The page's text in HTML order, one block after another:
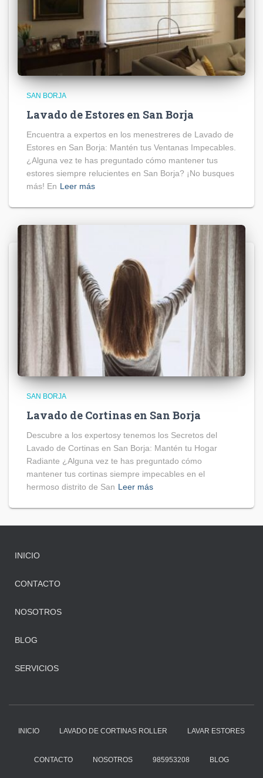
SAN BORJA
Lavado de Estores en San Borja
Encuentra a expertos en los menestreres de Lavado de
Estores en San Borja: Mantén tus Ventanas Impecables.
¿Alguna vez te has preguntado cómo mantener tus
estores siempre relucientes en San Borja? ¡No busques
más! En Leer más
SAN BORJA
Lavado de Cortinas en San Borja
Descubre a los expertosy tenemos los Secretos del
Lavado de Cortinas en San Borja: Mantén tu Hogar
Radiante ¿Alguna vez te has preguntado cómo
mantener tus cortinas siempre impecables en el
hermoso distrito de San Leer más
INICIO
CONTACTO
NOSOTROS
BLOG
SERVICIOS
INICIO LAVADO DE CORTINAS ROLLER LAVAR ESTORES
CONTACTO NOSOTROS 985953208 BLOG